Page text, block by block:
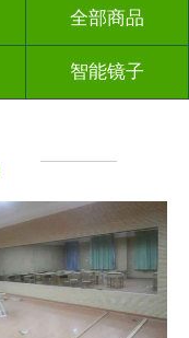
全部商品
智能镜子